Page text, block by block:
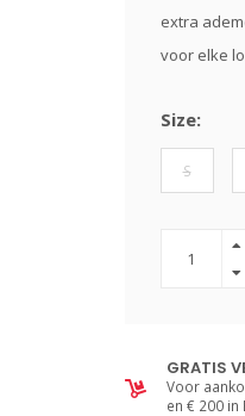
extra
voor elke
Size:
S
GRATIS
Voor
en € 200 in